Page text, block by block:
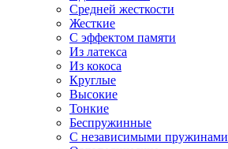
Средней жесткости
Жесткие
С эффектом памяти
Из латекса
Из кокоса
Круглые
Высокие
Тонкие
Беспружинные
С независимыми пружинами